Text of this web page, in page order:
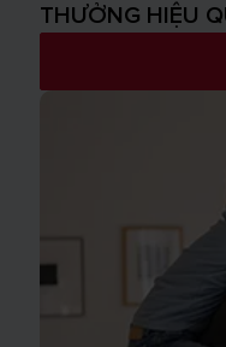
THƯỞNG HIỆU